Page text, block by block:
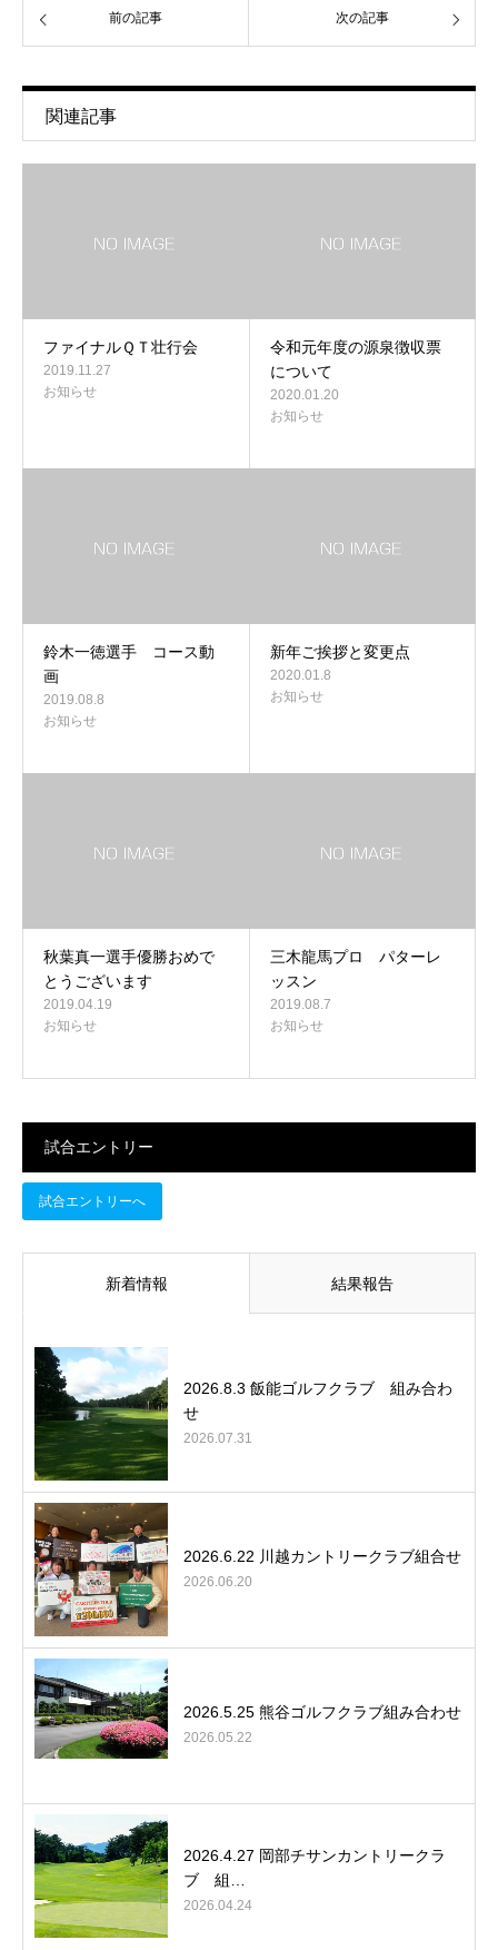
前の記事 次の記事
関連記事
ファイナルＱＴ壮行会
2019.11.27
お知らせ
令和元年度の源泉徴収票
について
2020.01.20
お知らせ
鈴木一徳選手 コース動
画
2019.08.8
お知らせ
新年ご挨拶と変更点
2020.01.8
お知らせ
秋葉真一選手優勝おめで
とうございます
2019.04.19
お知らせ
三木龍馬プロ パターレ
ッスン
2019.08.7
お知らせ
試合エントリー
試合エントリーへ
新着情報 結果報告
2026.8.3 飯能ゴルフクラブ 組み合わ
せ
2026.07.31
2026.6.22 川越カントリークラブ組合せ
2026.06.20
2026.5.25 熊谷ゴルフクラブ組み合わせ
2026.05.22
2026.4.27 岡部チサンカントリークラ
ブ 組…
2026.04.24